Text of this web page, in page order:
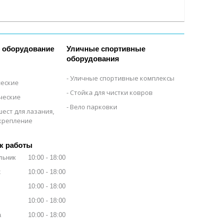
оборудование
для лазания,
Уличные спортивные
оборудования
Уличные спортивные комплексы
Стойка для чистки ковров
Вело парковки
работы
10:00
18:00
10:00
18:00
10:00
18:00
10:00
18:00
10:00
18:00